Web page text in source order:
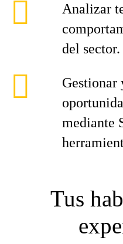
Analizar
del sector.
Gestionar
mediante
Tus